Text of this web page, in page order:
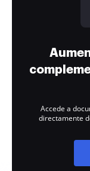
Accede a
directamente